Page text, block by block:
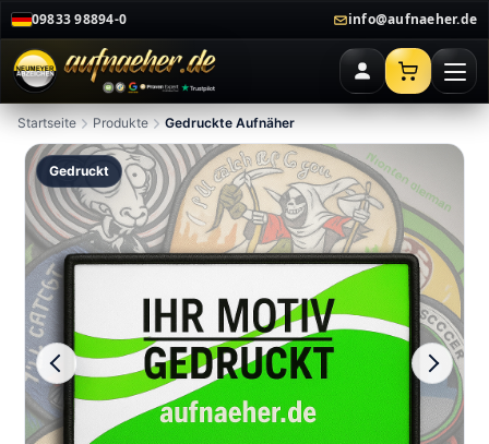
09833 98894-0 info@aufnaeher.de
Startseite Produkte Gedruckte Aufnäher
Gedruckt